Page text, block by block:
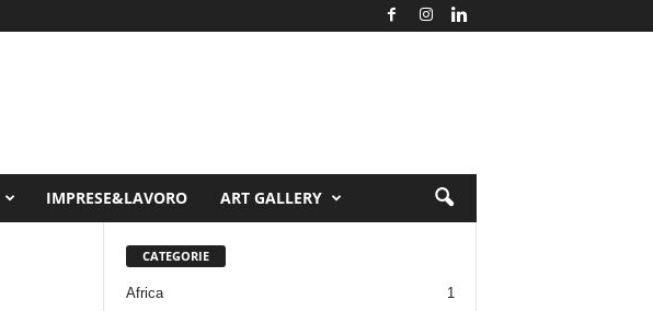
IMPRESE&LAVORO ART GALLERY
CATEGORIE
Africa
1